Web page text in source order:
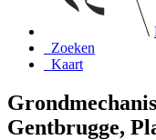
Zoeken
Kaart
Gentbrugge,